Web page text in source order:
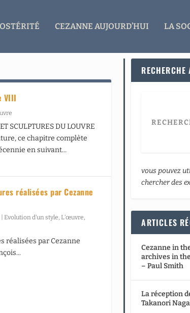
CEZANNE AUJOURD’HUI LA
VIII
SCULPTURES DU LOUVRE
ce chapitre complète
en suivant...
réalisées par Cezanne
|Evolution d’un style,L’œuvre,
réalisées par Cezanne
RECHERCHE
vous pouvez
chercher des
ARTICLES
Cezanne in
archives in
– Paul Smith
La réception
Takanori